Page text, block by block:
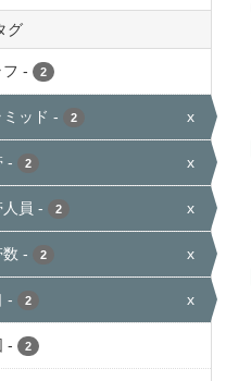
グ
フ - 2
ミッド - 2 x
- 2 x
員 - 2 x
- 2 x
- 2 x
- 2